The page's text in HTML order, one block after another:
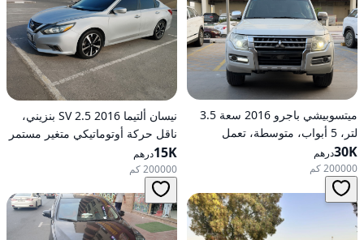
ميتسوبيشي باجرو 2016 سعة 3.5
لتر، 5 أبواب، متوسطة، تعمل
بالبنزين، أوتوماتيكية، دفع رباعي
30Kدرهم
200000 كم
نيسان ألتيما 2016 2.5 SV بنزيني،
ناقل حركة أوتوماتيكي متغير مستمر
(CVT)، دفع أمامي15Kدرهم
200000 كم